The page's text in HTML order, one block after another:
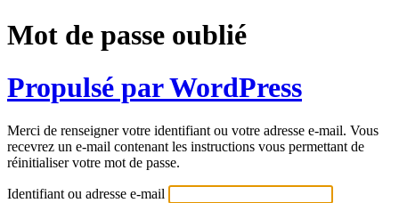
Mot de passe oublié
Propulsé par WordPress
Merci de renseigner votre identifiant ou votre adresse e-mail. Vous
recevrez un e-mail contenant les instructions vous permettant de
réinitialiser votre mot de passe.
Identifiant ou adresse e-mail